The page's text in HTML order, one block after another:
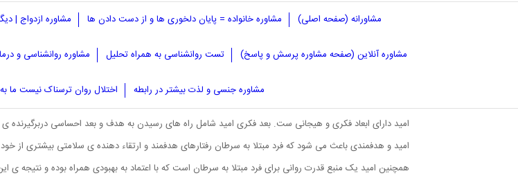
مشاورانه (صفحه اصلی) مشاوره خانواده = پایان دلخوری ها و از دست دادن ها مشاوره ازدواج |
مشاوره آنلاین (صفحه مشاوره پرسش و پاسخ) تست روانشناسی به همراه تحلیل مشاوره روانشناسی و
مشاوره جنسی و لذت بیشتر در رابطه اختلال روان ترسناک نیست ما
امید دارای ابعاد فکری و هیجانی ست. بعد فکری امید شامل راه های رسیدن به هدف و بعد احساسی
امید و هدفمندی باعث می شود که فرد مبتلا به سرطان رفتارهای هدفمند و ارتقاء دهنده ی سلامتی بیشتری از
همچنین امید یک منبع قدرت روانی برای فرد مبتلا به سرطان است که با اعتماد به بهبودی همراه بوده و